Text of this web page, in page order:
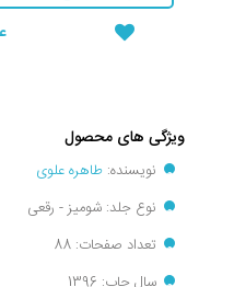
ویژگی های محصول
نویسنده: طاهره علوی
نوع جلد: شومیز - رقعی
تعداد صفحات: 88